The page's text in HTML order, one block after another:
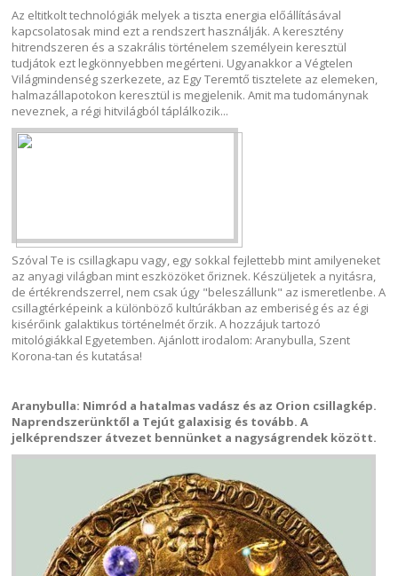
Az eltitkolt technológiák melyek a tiszta energia előállításával
kapcsolatosak mind ezt a rendszert használják. A keresztény
hitrendszeren és a szakrális történelem személyein keresztül
tudjátok ezt legkönnyebben megérteni. Ugyanakkor a Végtelen
Világmindenség szerkezete, az Egy Teremtő tisztelete az elemeken,
halmazállapotokon keresztül is megjelenik. Amit ma tudománynak
neveznek, a régi hitvilágból táplálkozik...
Szóval Te is csillagkapu vagy, egy sokkal fejlettebb mint amilyeneket
az anyagi világban mint eszközöket őriznek. Készüljetek a nyitásra,
de értékrendszerrel, nem csak úgy "beleszállunk" az ismeretlenbe. A
csillagtérképeink a különböző kultúrákban az emberiség és az égi
kisérőink galaktikus történelmét őrzik. A hozzájuk tartozó
mitológiákkal Egyetemben. Ajánlott irodalom: Aranybulla, Szent
Korona-tan és kutatása!
Aranybulla: Nimród a hatalmas vadász és az Orion csillagkép.
Naprendszerünktől a Tejút galaxisig és tovább. A
jelképrendszer átvezet bennünket a nagyságrendek között.